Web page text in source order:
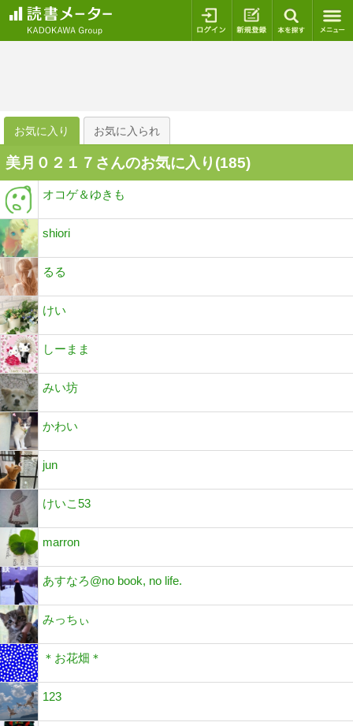
ログイン 新規登録
お気に入り お気に入られ
美月０２１７さんのお気に入り(185)
オコゲ＆ゆきも
shiori
るる
けい
しーまま
みい坊
かわい
jun
けいこ53
marron
あすなろ@no book, no life.
みっちぃ
＊お花畑＊
123